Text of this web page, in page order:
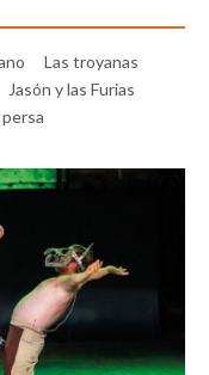
Las troyanas
Jasón y las Furias